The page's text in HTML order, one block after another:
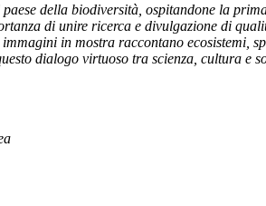
della biodiversità, ospitandone la
di unire ricerca e divulgazione di
in mostra raccontano ecosistemi,
dialogo virtuoso tra scienza, cultura e